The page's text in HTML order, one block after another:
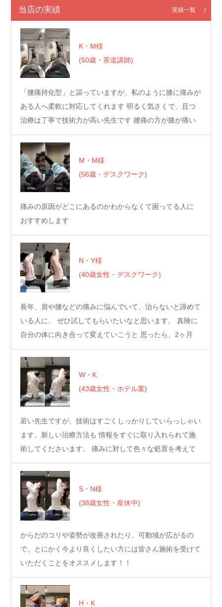
当店の実績 実績一覧
K・M様
(50歳・茶道講師)
「腰痛持化型」と謳っていますが、私のように膝に痛みが
ある人へ柔軟に対応してくれます 明るく気さくで、且つ
治療は丁寧で技術力が高い先生です 腰痛の方が膝が痛い
方…
M・M様
(56歳・デスクワーク)
痛みの原因がどこにあるのかわからなくて困ってる人に
おすすめします
N・Y様
(40歳女性・デスクワーク)
長年、肩や腰などの痛みに悩んでいて、治らないと諦めて
いる人に、 ぜひ試してもらいたいなと思います。 真険に
自分の体に向き合って変えていこうと 思ったら、2ヶ月
く…
W・K
(43歳女性・ホテル業)
若い先生ですが、技術はすごくしっかりしていらっしゃい
ます。新しい治療方法も 情報をすぐに取り入れられて施
術してくださいます。 痛みに対して色々な処置を考えて
く…
S・N様
(38歳女性・産休中)
からだのコリや姿勢が改善されたり、可動域が広がるの
で、とにかく今より良くしたい方には皆さん施術を受けて
いただくことをオススメします！！
H・K